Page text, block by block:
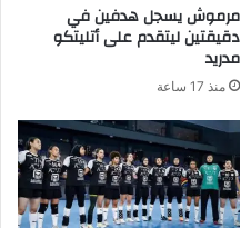
مرموش يسجل هدفين في
دقيقتين ليتقدم على أتليتكو
مدريد
منذ 17 ساعة